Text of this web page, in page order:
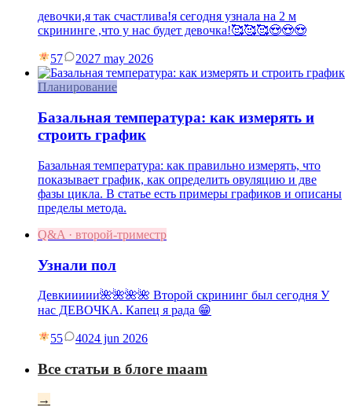
девочки,я так счастлива!я сегодня узнала на 2 м
скрининге ,что у нас будет девочка!🥰🥰🥰😍😍😍
57 2027 may 2026
Планирование
Базальная температура: как измерять и
строить график
Базальная температура: как правильно измерять, что
показывает график, как определить овуляцию и две
фазы цикла. В статье есть примеры графиков и описаны
пределы метода.
Q&A · второй-триместр
Узнали пол
Девкиииии🌺🌺🌺🌺 Второй скрининг был сегодня У
нас ДЕВОЧКА. Капец я рада 😁
55 4024 jun 2026
Все статьи в блоге maam
→